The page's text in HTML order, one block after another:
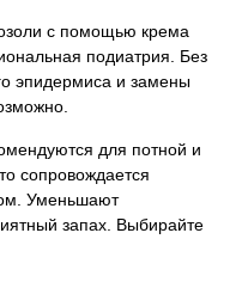
с помощью крема
подиатрия. Без
эпидермиса и замены
для потной и
сопровождается
Уменьшают
запах. Выбирайте